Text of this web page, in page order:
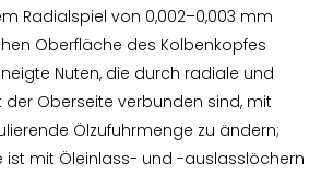
Radialspiel von 0,002–0,003 mm
Oberfläche des Kolbenkopfes
Nuten, die durch radiale und
der Oberseite verbunden sind, mit
Ölzufuhrmenge zu ändern;
ist mit Öleinlass- und -auslasslöchern